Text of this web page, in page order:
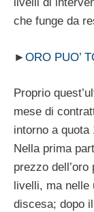
livelli di
che funge da
► ORO PUO’
Proprio
mese di
intorno a quota
Nella prima
prezzo
livelli, ma
discesa; dopo